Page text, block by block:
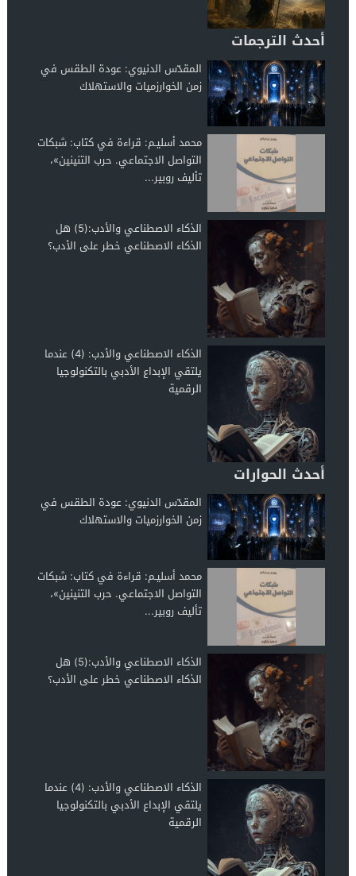
أحدث الترجمات
المقدّس الدنيوي: عودة الطقس في
زمن الخوارزميات والاستهلاك
محمد أسليـم: قراءة في كتاب: شبكات
التواصل الاجتماعي. حرب التنينين»،
تأليف روبير...
الذكاء الاصطناعي والأدب:(5) هل
الذكاء الاصطناعي خطر على الأدب؟
الذكاء الاصطناعي والأدب: (4) عندما
يلتقي الإبداع الأدبي بالتكنولوجيا
الرقمية
أحدث الحوارات
المقدّس الدنيوي: عودة الطقس في
زمن الخوارزميات والاستهلاك
محمد أسليـم: قراءة في كتاب: شبكات
التواصل الاجتماعي. حرب التنينين»،
تأليف روبير...
الذكاء الاصطناعي والأدب:(5) هل
الذكاء الاصطناعي خطر على الأدب؟
الذكاء الاصطناعي والأدب: (4) عندما
يلتقي الإبداع الأدبي بالتكنولوجيا
الرقمية